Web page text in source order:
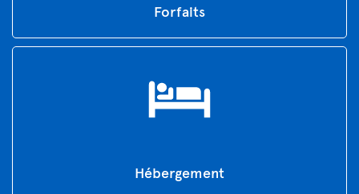
Forfaits
Hébergement